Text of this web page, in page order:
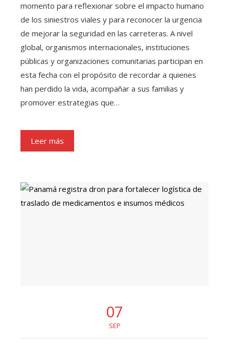
momento para reflexionar sobre el impacto humano
de los siniestros viales y para reconocer la urgencia
de mejorar la seguridad en las carreteras. A nivel
global, organismos internacionales, instituciones
públicas y organizaciones comunitarias participan en
esta fecha con el propósito de recordar a quienes
han perdido la vida, acompañar a sus familias y
promover estrategias que…
Leer más
07
SEP